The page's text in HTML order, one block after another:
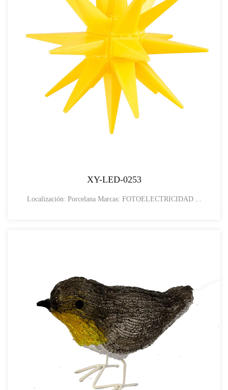
XY-LED-0253
Localización: Porcelana Marcas: FOTOELECTRICIDAD ...